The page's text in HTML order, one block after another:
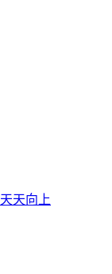
天天向上